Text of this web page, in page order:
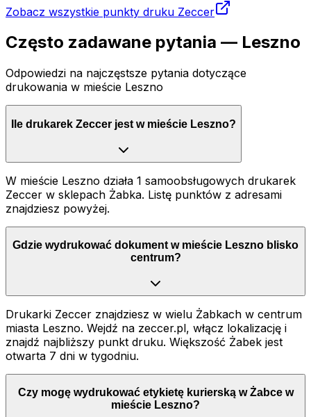
Zobacz wszystkie punkty druku Zeccer
Często zadawane pytania — Leszno
Odpowiedzi na najczęstsze pytania dotyczące
drukowania w mieście Leszno
Ile drukarek Zeccer jest w mieście Leszno?
W mieście Leszno działa 1 samoobsługowych drukarek
Zeccer w sklepach Żabka. Listę punktów z adresami
znajdziesz powyżej.
Gdzie wydrukować dokument w mieście Leszno blisko
centrum?
Drukarki Zeccer znajdziesz w wielu Żabkach w centrum
miasta Leszno. Wejdź na zeccer.pl, włącz lokalizację i
znajdź najbliższy punkt druku. Większość Żabek jest
otwarta 7 dni w tygodniu.
Czy mogę wydrukować etykietę kurierską w Żabce w
mieście Leszno?